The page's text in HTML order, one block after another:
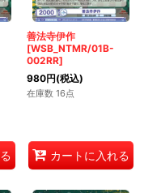
善法寺伊作
[WSB_NTMR/01B-
002RR]
980円(税込)
在庫数 16点
カートに入れる